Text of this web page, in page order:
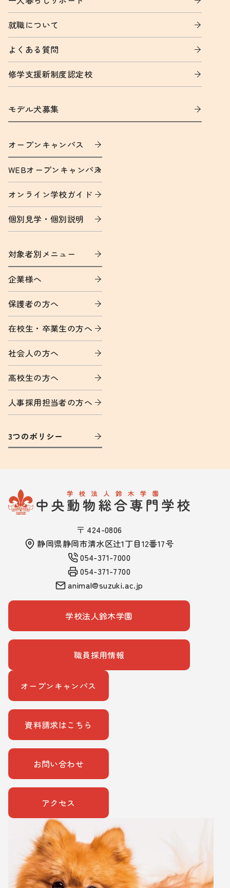
就職について
よくある質問
修学支援新制度認定校
モデル犬募集
オープンキャンパス
WEBオープンキャンパス
オンライン学校ガイド
個別見学・個別説明
対象者別メニュー
企業様へ
保護者の方へ
在校生・卒業生の方へ
社会人の方へ
高校生の方へ
人事採用担当者の方へ
3つのポリシー
〒 424-0806
静岡県静岡市清水区辻1丁目12番17号
054-371-7000
054-371-7700
animal@suzuki.ac.jp
学校法人鈴木学園
職員採用情報
オープンキャンパス
資料請求はこちら
お問い合わせ
アクセス